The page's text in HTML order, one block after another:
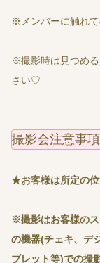
※メンバーに触れて
※撮影時は見つめ
さい♡
撮影会注意事項
★お客様は所定の位
※撮影はお客様の
の機器(チェキ、デ
ブレット等)での撮